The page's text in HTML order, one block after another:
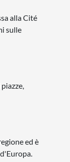
alla Cité
sulle
ed è